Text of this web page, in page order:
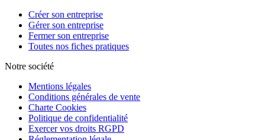
Créer son entreprise
Gérer son entreprise
Fermer son entreprise
Toutes nos fiches pratiques
Notre société
Mentions légales
Conditions générales de vente
Charte Cookies
Politique de confidentialité
Exercer vos droits RGPD